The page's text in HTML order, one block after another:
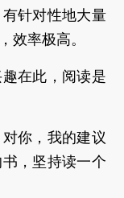
针对性地大量
效率极高。
在此，阅读是
你，我的建议
，坚持读一个